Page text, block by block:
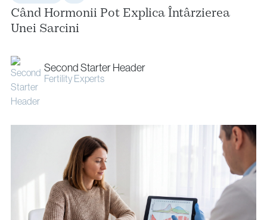
Când Hormonii Pot Explica Întârzierea
Unei Sarcini
Second Starter Header
Fertility Experts